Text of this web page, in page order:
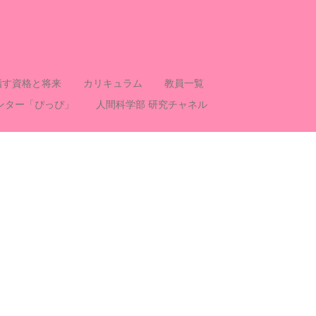
す資格と将来 カリキュラム
教員一覧
ー「ぴっぴ」 人間科学部 研究チャネル